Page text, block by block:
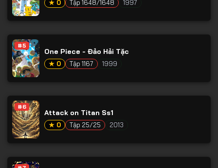
Tập 66
Tập 72
Tập 73
★ 0 Tập 1648/1648 1997
#5
One Piece - Đảo Hải Tặc
★ 0 Tập 1167 1999
#6
Attack on Titan Ss1
★ 0 Tập 25/25 2013